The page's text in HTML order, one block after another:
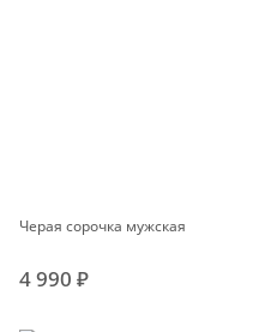
Черая сорочка мужская
4 990 ₽